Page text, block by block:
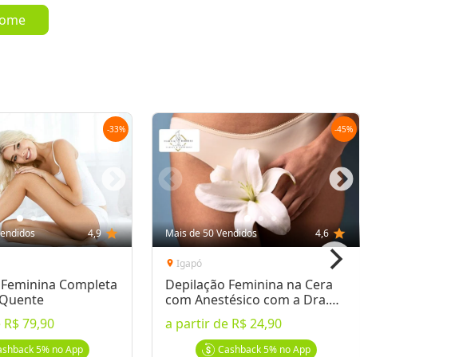
-33%
4,9 star
Completa
R$ 79,90
5%no App
-45%
Mais de 50 Vendidos 4,6 star
location_on Igapó
Depilação Feminina na Cera
com Anestésico com a Dra.
Adna Barbosa
a partir de R$ 24,90
Cashback5%no App